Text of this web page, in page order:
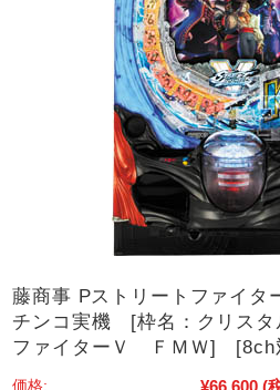
藤商事 Pストリートファイタ
チンコ実機 [枠名：クリス
ファイターＶ ＦＭＷ] [8ch
価格: